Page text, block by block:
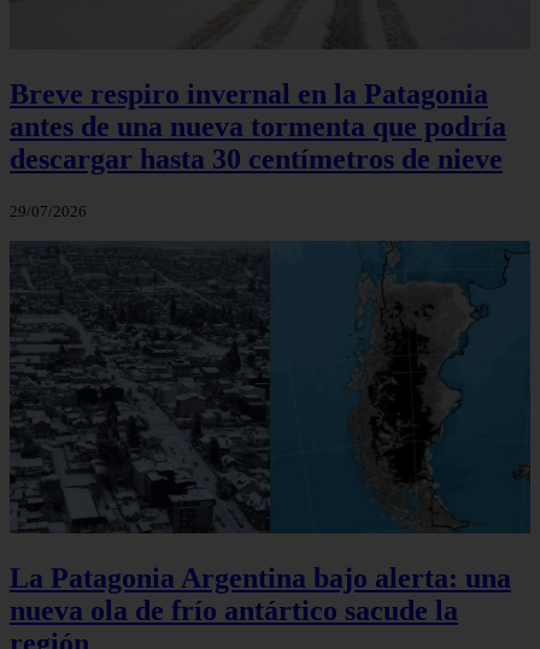
Breve respiro invernal en la Patagonia
antes de una nueva tormenta que podría
descargar hasta 30 centímetros de nieve
29/07/2026
La Patagonia Argentina bajo alerta: una
nueva ola de frío antártico sacude la